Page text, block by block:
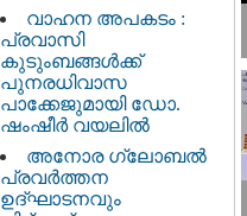
വാഹന അപകടം :
പ്രവാസി
കുടുംബങ്ങൾക്ക്
പുനരധിവാസ
പാക്കേജുമായി ഡോ.
ഷംഷീർ വയലിൽ
അനോര ഗ്ലോബൽ
പ്രവർത്തന
ഉദ്ഘാടനവും